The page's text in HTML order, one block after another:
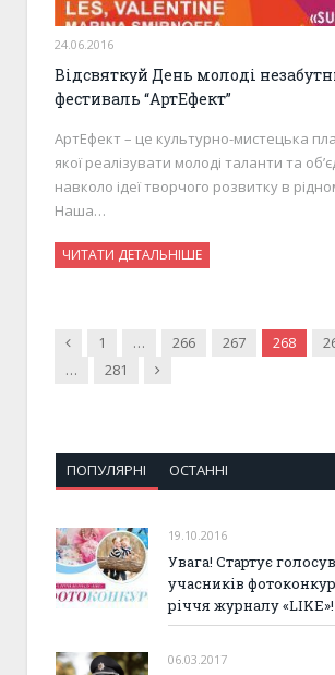
24.06.2016
Відсвяткуй День молоді
фестиваль “АртЕфект”
АртЕфект – це культурно-мистецька
якої реалізувати молоді таланти та
навколо ідеї творчого розвитку в
Наша…
ЧИТАТИ ДЕТАЛЬНІШЕ
Previous
1 … 266 267 268
…
281 Next
ПОПУЛЯРНІ ОСТАННІ
19.10.2016
Увага! Стартує
учасників
річчя журналу «LIKE»!
06.03.2017